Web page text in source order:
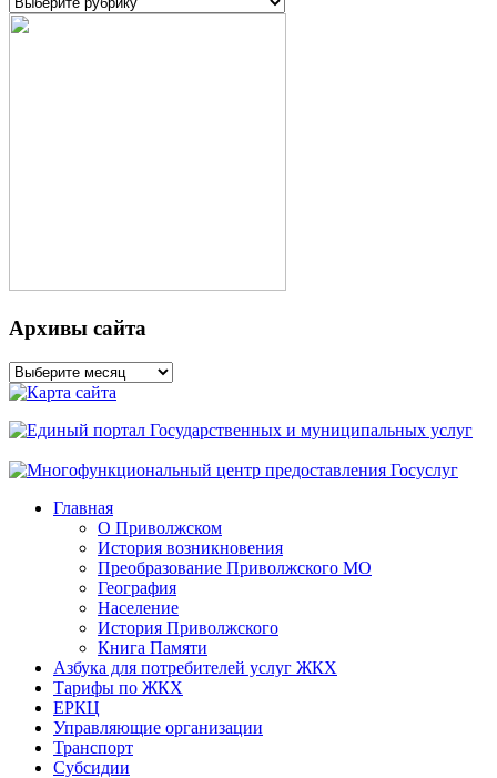
Архивы сайта
Архивы
сайта
Главная
О Приволжском
История возникновения
Преобразование Приволжского МО
География
Население
История Приволжского
Книга Памяти
Азбука для потребителей услуг ЖКХ
Тарифы по ЖКХ
ЕРКЦ
Управляющие организации
Транспорт
Субсидии